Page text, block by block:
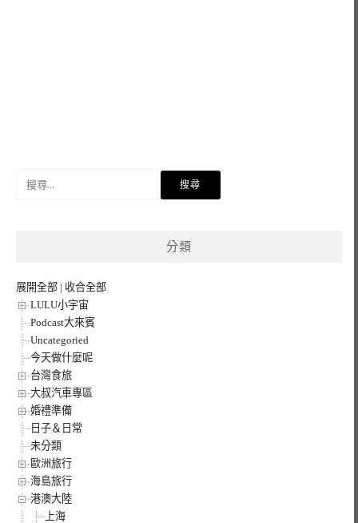
分類
展開全部 | 收合全部
LULU小宇宙
Podcast大來賓
Uncategoried
今天做什麼呢
台灣食旅
大叔汽車專區
婚禮準備
日子＆日常
未分類
歐洲旅行
海島旅行
港澳大陸
上海